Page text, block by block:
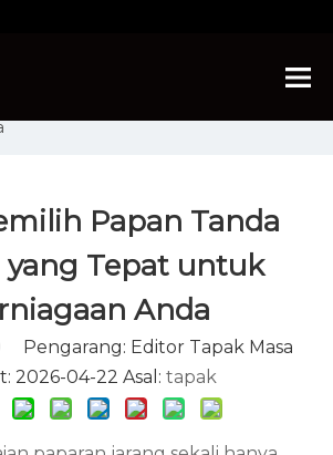
Tanda Digital yang Tepat untuk
Papan Tanda
yang Tepat untuk
Anda​
Pengarang: Editor Tapak Masa
2026-04-22 Asal: tapak